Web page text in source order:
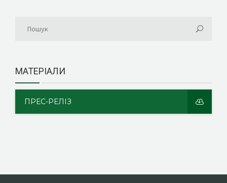
МАТЕРІАЛИ
ПРЕС-РЕЛІЗ